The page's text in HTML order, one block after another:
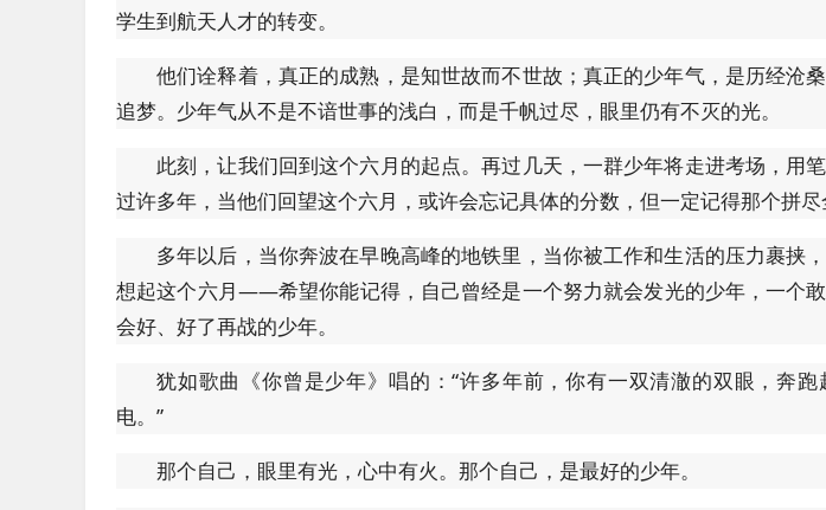
学生到航天人才的转变。
他们诠释着，真正的成熟，是知世故而不世故；真正的少年气，是历经沧
追梦。少年气从不是不谙世事的浅白，而是千帆过尽，眼里仍有不灭的光。
此刻，让我们回到这个六月的起点。再过几天，一群少年将走进考场，用
过许多年，当他们回望这个六月，或许会忘记具体的分数，但一定记得那个拼尽
多年以后，当你奔波在早晚高峰的地铁里，当你被工作和生活的压力裹挟
想起这个六月——希望你能记得，自己曾经是一个努力就会发光的少年，一个
会好、好了再战的少年。
犹如歌曲《你曾是少年》唱的：“许多年前，你有一双清澈的双眼，奔
电。”
那个自己，眼里有光，心中有火。那个自己，是最好的少年。